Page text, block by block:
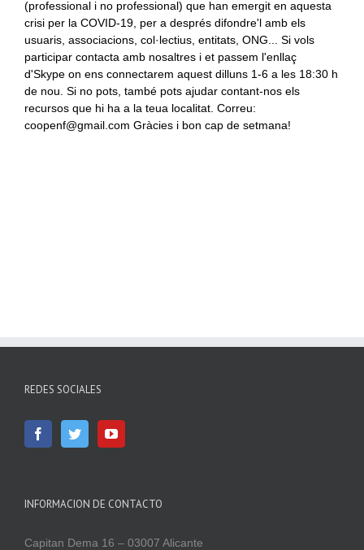
COOPENF
OBERTA
(com
sempre)
(professional i no professional) que han emergit en aquesta
crisi per la COVID-19, per a després difondre'l amb els
usuaris, associacions, col·lectius, entitats, ONG... Si vols
participar contacta amb nosaltres i et passem l'enllaç
d'Skype on ens connectarem aquest dilluns 1-6 a les 18:30 h
de nou. Si no pots, també pots ajudar contant-nos els
recursos que hi ha a la teua localitat. Correu:
coopenf@gmail.com Gràcies i bon cap de setmana!
REDES SOCIALES
INFORMACION DE CONTACTO
Capitan Dema 16 – 03007 Alicante